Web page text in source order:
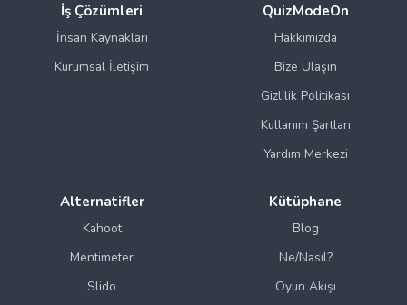
İş Çözümleri
İnsan Kaynakları
Kurumsal İletişim
Alternatifler
Kahoot
Mentimeter
Slido
QuizModeOn
Hakkımızda
Bize Ulaşın
Gizlilik Politikası
Kullanım Şartları
Yardım Merkezi
Kütüphane
Blog
Ne/Nasıl?
Oyun Akışı